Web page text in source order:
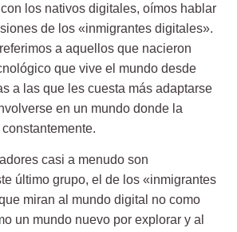
los nativos digitales, oímos hablar
de los «inmigrantes digitales».
a aquellos que nacieron
que vive el mundo desde
a las que les cuesta más adaptarse
en un mundo donde la
casi a menudo son
último grupo, el de los «inmigrantes
miran al mundo digital no como
un mundo nuevo por explorar y al